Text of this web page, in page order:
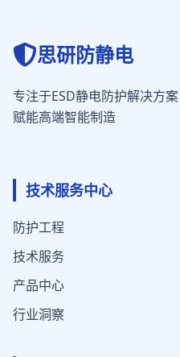
思研防静电
专注于ESD静电防护解决方案
赋能高端智能制造
技术服务中心
防护工程
技术服务
产品中心
行业洞察